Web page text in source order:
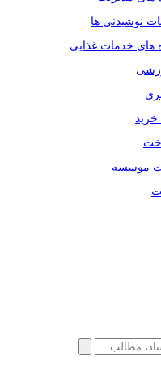
نوشیدنی ها
های خدمات غذایی
موسسه